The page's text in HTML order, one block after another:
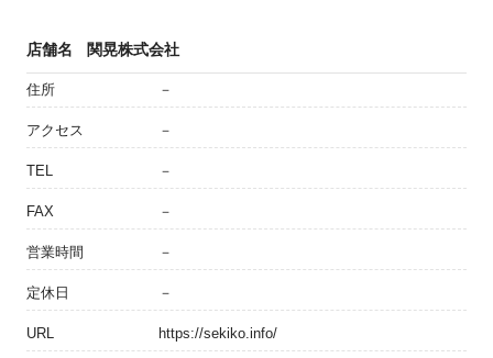
店舗名 関晃株式会社
住所 －
アクセス －
TEL －
FAX －
営業時間 －
定休日 －
URL https://sekiko.info/